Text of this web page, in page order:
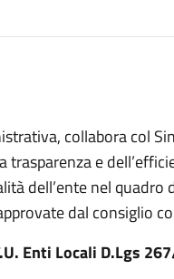
collabora col
e
dell’ente nel quadro
dal consiglio
Enti Locali D.Lgs